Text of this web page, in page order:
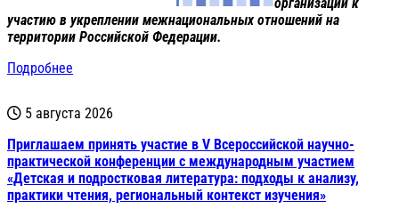
организаций к
участию в укреплении межнациональных отношений на
территории Российской Федерации.
Подробнее
5 августа 2026
Приглашаем принять участие в V Всероссийской научно-
практической конференции с международным участием
«Детская и подростковая литература: подходы к анализу,
практики чтения, региональный контекст изучения»